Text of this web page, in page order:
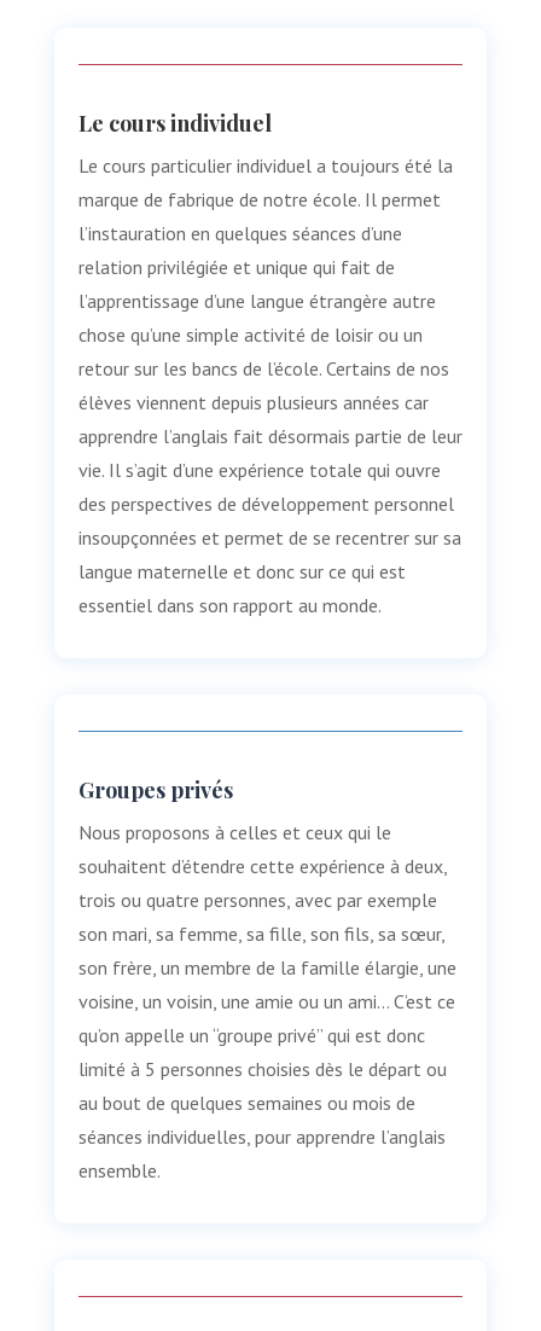
Le cours individuel
Le cours particulier individuel a toujours été la
marque de fabrique de notre école. Il permet
l’instauration en quelques séances d’une
relation privilégiée et unique qui fait de
l’apprentissage d’une langue étrangère autre
chose qu’une simple activité de loisir ou un
retour sur les bancs de l’école. Certains de nos
élèves viennent depuis plusieurs années car
apprendre l’anglais fait désormais partie de leur
vie. Il s’agit d’une expérience totale qui ouvre
des perspectives de développement personnel
insoupçonnées et permet de se recentrer sur sa
langue maternelle et donc sur ce qui est
essentiel dans son rapport au monde.
Groupes privés
Nous proposons à celles et ceux qui le
souhaitent d’étendre cette expérience à deux,
trois ou quatre personnes, avec par exemple
son mari, sa femme, sa fille, son fils, sa sœur,
son frère, un membre de la famille élargie, une
voisine, un voisin, une amie ou un ami… C’est ce
qu’on appelle un “groupe privé” qui est donc
limité à 5 personnes choisies dès le départ ou
au bout de quelques semaines ou mois de
séances individuelles, pour apprendre l’anglais
ensemble.